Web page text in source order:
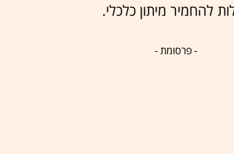
להחמיר מיתון כלכלי.
- פרסומת -